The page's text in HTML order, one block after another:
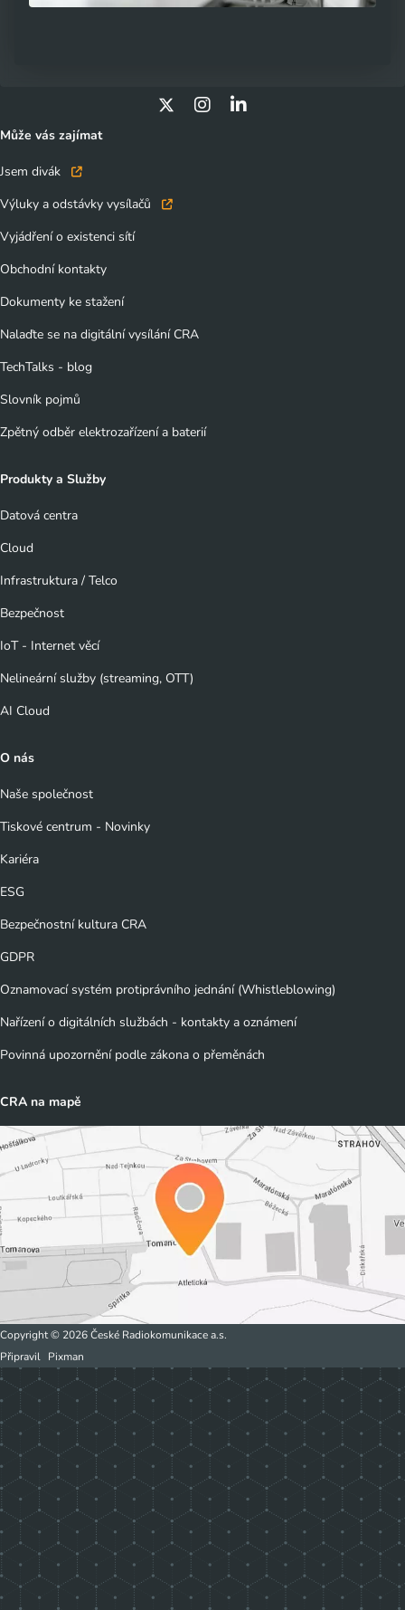
Může vás zajímat
Jsem divák
Výluky a odstávky vysílačů
Vyjádření o existenci sítí
Obchodní kontakty
Dokumenty ke stažení
Nalaďte se na digitální vysílání CRA
TechTalks - blog
Slovník pojmů
Zpětný odběr elektrozařízení a baterií
Produkty a Služby
Datová centra
Cloud
Infrastruktura / Telco
Bezpečnost
IoT - Internet věcí
Nelineární služby (streaming, OTT)
AI Cloud
O nás
Naše společnost
Tiskové centrum - Novinky
Kariéra
ESG
Bezpečnostní kultura CRA
GDPR
Oznamovací systém protiprávního jednání (Whistleblowing)
Nařízení o digitálních službách - kontakty a oznámení
Povinná upozornění podle zákona o přeměnách
CRA na mapě
Copyright © 2026 České Radiokomunikace a.s.
Připravil Pixman